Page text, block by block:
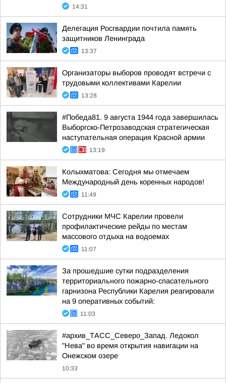
14:31
Делегация Росгвардии почтила память
защитников Ленинграда
13:37
Организаторы выборов проводят встречи с
трудовыми коллективами Карелии
13:28
#Победа81. 9 августа 1944 года завершилась
Выборгско-Петрозаводская стратегическая
наступательная операция Красной армии
13:19
Колыхматова: Сегодня мы отмечаем
Международный день коренных народов!
11:49
Сотрудники МЧС Карелии провели
профилактические рейды по местам
массового отдыха на водоемах
11:07
За прошедшие сутки подразделения
территориального пожарно-спасательного
гарнизона Республики Карелия реагировали
на 9 оперативных событий:
11:03
#архив_ТАСС_Северо_Запад. Ледокол
"Нева" во время открытия навигации на
Онежском озере
10:33